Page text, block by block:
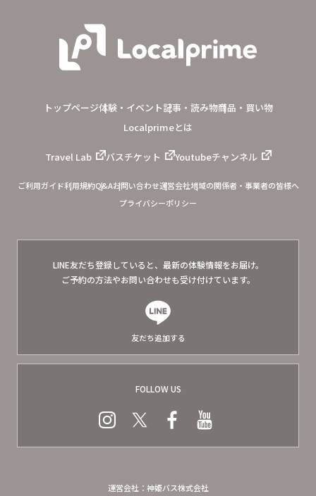
トップページ体験・イベント記事・読み物商品・買い物
Localprimeとは
Travel Lab バスチケット Youtubeチャンネル
ご利用ガイド利用規約Q&Aお問い合わせ運営会社地域の関係者・事業者の皆様へ
プライバシーポリシー
LINE友だち登録していると、 最新の体験情報をお届け。
ご予約の方法やお問い合わせも受け付けています。
友だち追加する
FOLLOW US
運営会社：神姫バス株式会社